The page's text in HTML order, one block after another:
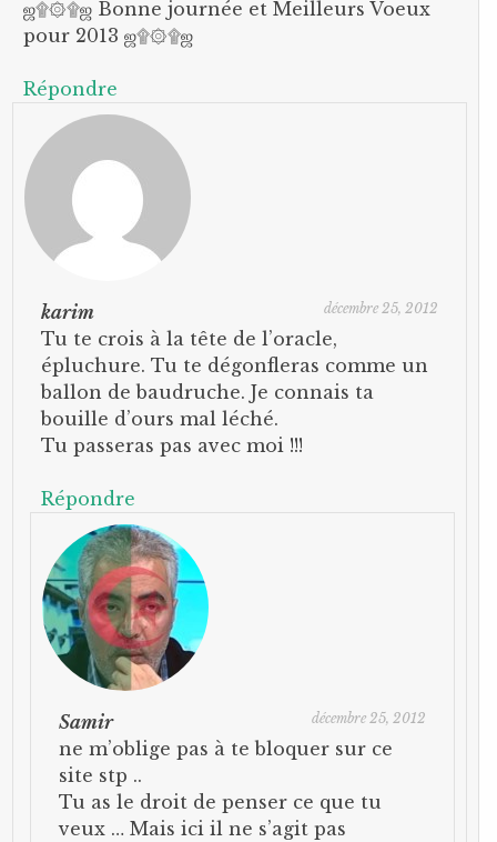
ஜ۩۞۩ஜ Bonne journée et Meilleurs Voeux
pour 2013 ஜ۩۞۩ஜ
Répondre
karim décembre 25, 2012
Tu te crois à la tête de l’oracle,
épluchure. Tu te dégonfleras comme un
ballon de baudruche. Je connais ta
bouille d’ours mal léché.
Tu passeras pas avec moi !!!
Répondre
Samir décembre 25, 2012
ne m’oblige pas à te bloquer sur ce
site stp ..
Tu as le droit de penser ce que tu
veux … Mais ici il ne s’agit pas